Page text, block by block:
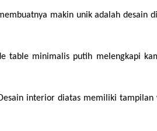
makin unik adalah
table minimalis putih melengkapi
interior diatas memiliki